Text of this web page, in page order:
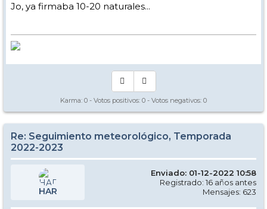
Jo, ya firmaba 10-20 naturales...
Karma: 0 - Votos positivos: 0 - Votos negativos: 0
Re: Seguimiento meteorológico, Temporada
2022-2023
HAR
Enviado: 01-12-2022 10:58
Registrado: 16 años antes
Mensajes: 623